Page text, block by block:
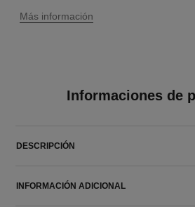
↩
Más información
Informaciones de
DESCRIPCIÓN
INFORMACIÓN ADICIONAL